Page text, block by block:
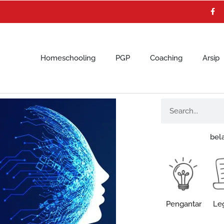
a
c
e
Homeschooling PGP Coaching Arsip
Pengantar